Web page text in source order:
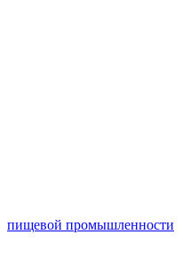
пищевой промышленности